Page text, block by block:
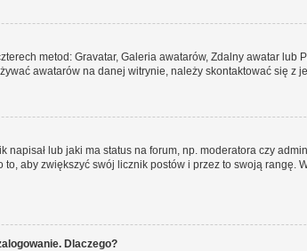
metod: Gravatar, Galeria awatarów, Zdalny awatar
awatarów na danej witrynie, należy skontaktować się z
lub jaki ma status na forum, np. moderatora czy
aby zwiększyć swój licznik postów i przez to swoją rangę.
Dlaczego?